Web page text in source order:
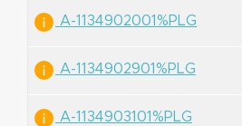
A-1134902001%PLG
A-1134902901%PLG
A-1134903101%PLG